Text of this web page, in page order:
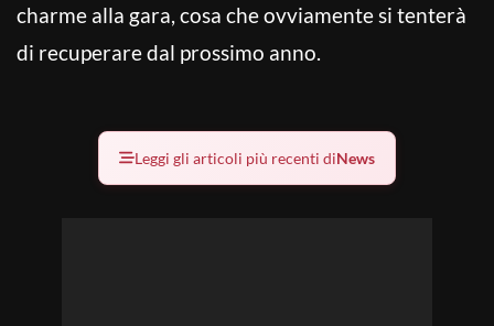
charme alla gara, cosa che ovviamente si tenterà
di recuperare dal prossimo anno.
Leggi gli articoli più recenti diNews